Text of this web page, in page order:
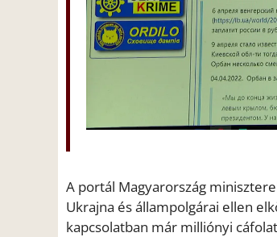
A portál Magyarország
Ukrajna és állampolgárai ellen
kapcsolatban már milliónyi